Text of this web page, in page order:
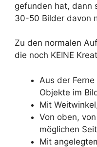
gefunden hat, dann
30-50 Bilder davon
Zu den normalen
die noch KEINE
Aus der
Objekte im
Mit
Von oben,
möglichen
Mit